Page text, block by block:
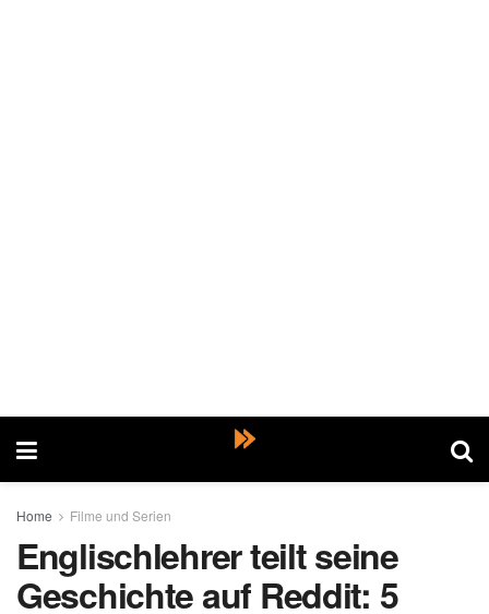
Home Filme und Serien
Englischlehrer teilt seine
Geschichte auf Reddit: 5